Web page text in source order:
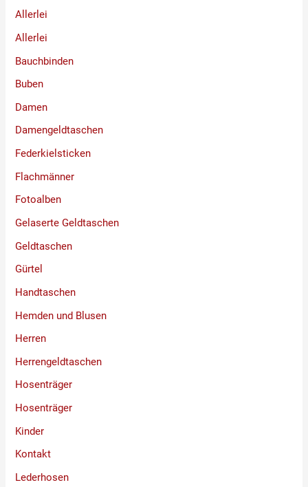
Allerlei
Allerlei
Bauchbinden
Buben
Damen
Damengeldtaschen
Federkielsticken
Flachmänner
Fotoalben
Gelaserte Geldtaschen
Geldtaschen
Gürtel
Handtaschen
Hemden und Blusen
Herren
Herrengeldtaschen
Hosenträger
Hosenträger
Kinder
Kontakt
Lederhosen